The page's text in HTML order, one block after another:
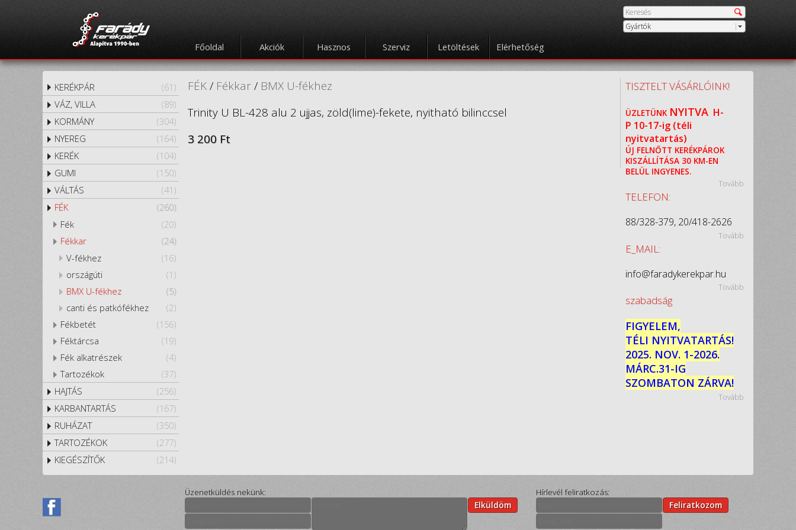
Gyártók
Főoldal Akciók Hasznos Szerviz Letöltések Elérhetőség
(61)
KERÉKPÁR
(89)
VÁZ, VILLA
(304)
KORMÁNY
(164)
NYEREG
(104)
KERÉK
(150)
GUMI
(41)
VÁLTÁS
(260)
FÉK
(20)
Fék
(24)
Fékkar
(16)
V-fékhez
(1)
országúti
(5)
BMX U-fékhez
(2)
canti és patkófékhez
(156)
Fékbetét
(19)
Féktárcsa
(4)
Fék alkatrészek
(37)
Tartozékok
(256)
HAJTÁS
(167)
KARBANTARTÁS
(350)
RUHÁZAT
(277)
TARTOZÉKOK
(214)
KIEGÉSZÍTŐK
FÉK/ Fékkar/ BMX U-fékhez
Trinity U BL-428 alu 2 ujjas, zöld(lime)-fekete, nyitható bilinccsel
3 200 Ft
TISZTELT VÁSÁRLÓINK!
ÜZLETÜNK NYITVA H-
P 10-17-ig (téli
nyitvatartás)
ÚJ FELNŐTT KERÉKPÁROK
KISZÁLLÍTÁSA 30 KM-EN
BELÜL INGYENES.
Tovább
TELEFON:
88/328-379, 20/418-2626
Tovább
E_MAIL:
info@faradykerekpar.hu
Tovább
szabadság
FIGYELEM,
TÉLI NYITVATARTÁS!
2025. NOV. 1-2026.
MÁRC.31-IG
SZOMBATON ZÁRVA!
Tovább
Üzenetküldés nekünk:
Elküldöm
Hírlevél feliratkozás:
Feliratkozom